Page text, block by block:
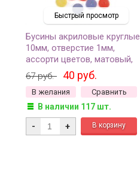
Быстрый просмотр
Бусины акриловые круглые
10мм, отверстие 1мм,
ассорти цветов, матовый,
540-278, 10г (около 17шт)
67 руб. 40 руб.
В желания Сравнить
В наличии 117 шт.
- +